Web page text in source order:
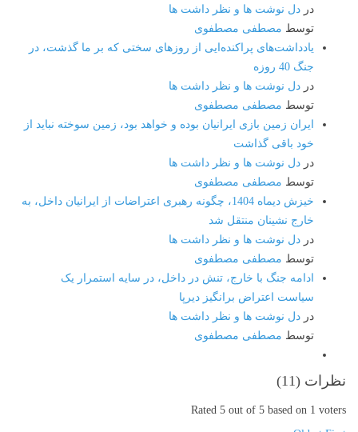
در دل نوشت ها و نظر داشت ها
توسط مصطفی مصطفوی
یادداشت‌های پراکنده‌ایی از روزهای سختی که بر ما گذشت، در
جنگ 40 روزه
در دل نوشت ها و نظر داشت ها
توسط مصطفی مصطفوی
ایران زمین بازی ایرانیان بوده و خواهد بود، زمین سوخته نباید از
خود باقی گذاشت
در دل نوشت ها و نظر داشت ها
توسط مصطفی مصطفوی
خیزش دیماه 1404، چگونه رهبری اعتراضات از ایرانیان داخل، به
خارج نشینان منتقل شد
در دل نوشت ها و نظر داشت ها
توسط مصطفی مصطفوی
ادامه جنگ با خارج، تنش در داخل، در سایه استمرار یک
سیاست اعتراض برانگیز دیرپا
در دل نوشت ها و نظر داشت ها
توسط مصطفی مصطفوی
نظرات (11
)
Rated 5 out of 5 based on 1 voters